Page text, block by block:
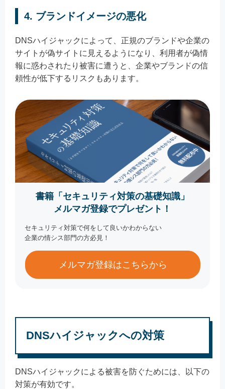
4. ブランドイメージの悪化
DNSハイジャックによって、正規のブランドや企業の
サイトが偽サイトに見えるようになり、利用者が偽情
報に惑わされたり被害に遭うと、企業やブランドの信
頼性が低下するリスクもあります。
書籍「セキュリティ対策の基礎知識」
メルマガ登録でプレゼント！
セキュリティ対策で何をして良いかわからない
企業の情シス部門の方必見！
メルマガ登録はこちらから
DNSハイジャックへの対策
DNSハイジャックによる被害を防ぐためには、以下の
対策が有効です。